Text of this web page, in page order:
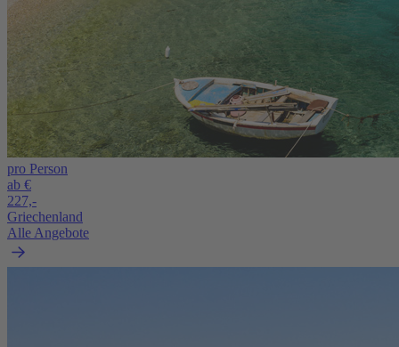
pro Person
ab €
227,-
Griechenland
Alle Angebote